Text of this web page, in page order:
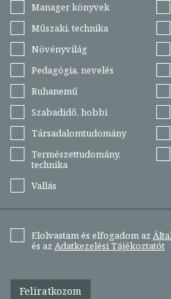
Manager könyvek
Műszaki, technika
Növényvilág
Pedagógia, nevelés
Ruhanemű
Szabadidő, hobbi
Társadalomtudomány
Természettudomány,
technika
Vallás
Elolvastam és elfogadom az
és az Adatkezelési Tájékoztatót
Feliratkozom